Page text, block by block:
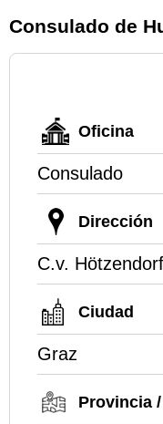
Consulado de
Oficina
Consulado
Dirección
C.v.
Ciudad
Graz
Provincia